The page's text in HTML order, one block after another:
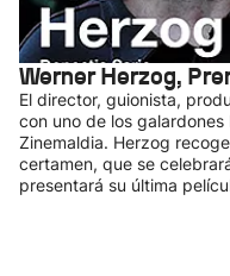
Werner Herzog,
El director, guionista,
con uno de los
Zinemaldia. Herzog
certamen, que se
presentará su última